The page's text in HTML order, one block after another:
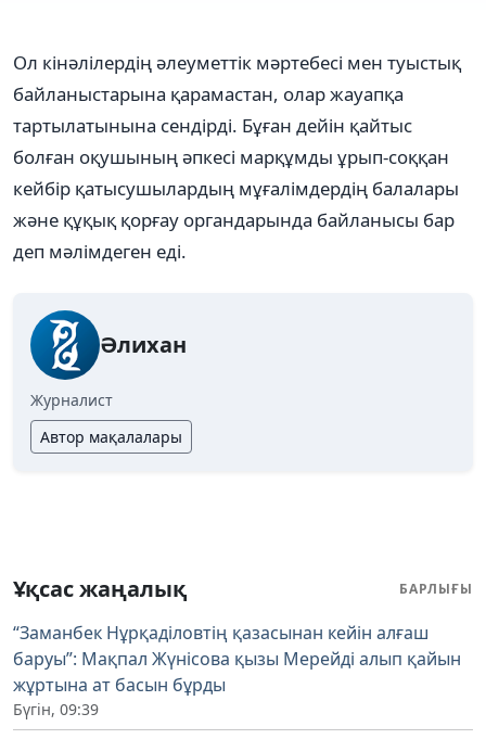
Ол кінәлілердің әлеуметтік мәртебесі мен туыстық
байланыстарына қарамастан, олар жауапқа
тартылатынына сендірді. Бұған дейін қайтыс
болған оқушының әпкесі марқұмды ұрып-соққан
кейбір қатысушылардың мұғалімдердің балалары
және құқық қорғау органдарында байланысы бар
деп мәлімдеген еді.
Әлихан
Журналист
Автор мақалалары
Ұқсас жаңалық БАРЛЫҒЫ
“Заманбек Нұрқаділовтің қазасынан кейін алғаш
баруы”: Мақпал Жүнісова қызы Мерейді алып қайын
жұртына ат басын бұрды
Бүгін, 09:39